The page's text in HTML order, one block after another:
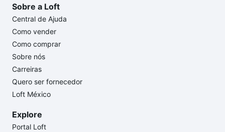
Sobre a Loft
Central de Ajuda
Como vender
Como comprar
Sobre nós
Carreiras
Quero ser fornecedor
Loft México
Explore
Portal Loft